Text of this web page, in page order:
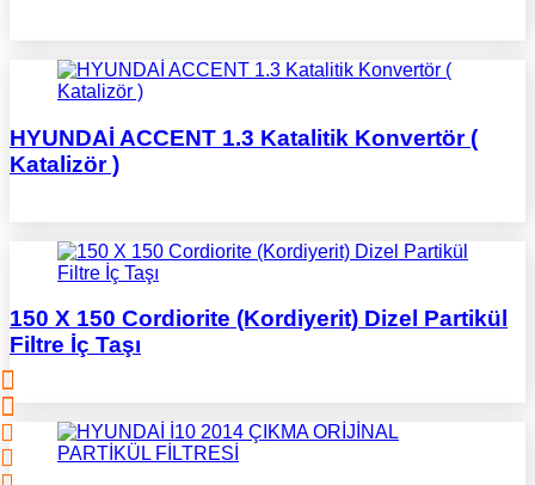
HYUNDAİ ACCENT 1.3 Katalitik Konvertör (
Katalizör )
150 X 150 Cordiorite (Kordiyerit) Dizel Partikül
Filtre İç Taşı